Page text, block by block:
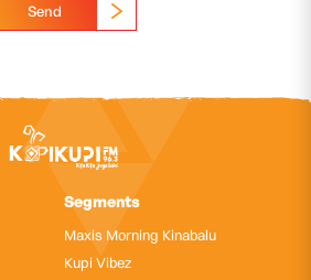
Send
Segments
Maxis Morning Kinabalu
Kupi Vibez